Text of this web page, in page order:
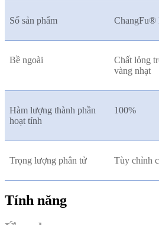
Số sản phẩm ChangFu®
Bề ngoài
Chất lỏng
vàng nhạt
Hàm lượng thành phần
hoạt tính
100%
Trọng lượng phân tử Tùy chỉnh
Tính năng